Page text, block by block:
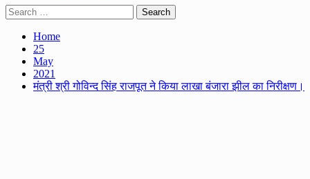
Search
for:
Home
25
May
2021
मंत्री श्री गोविन्द सिंह राजपूत ने किया लाखा बंजारा झील का निरीक्षण।